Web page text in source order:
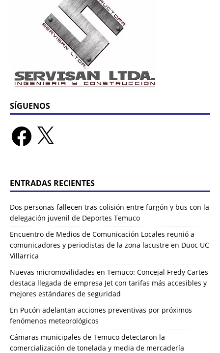
SÍGUENOS
ENTRADAS RECIENTES
Dos personas fallecen tras colisión entre furgón y bus con la
delegación juvenil de Deportes Temuco
Encuentro de Medios de Comunicación Locales reunió a
comunicadores y periodistas de la zona lacustre en Duoc UC
Villarrica
Nuevas micromovilidades en Temuco: Concejal Fredy Cartes
destaca llegada de empresa Jet con tarifas más accesibles y
mejores estándares de seguridad
En Pucón adelantan acciones preventivas por próximos
fenómenos meteorológicos
Cámaras municipales de Temuco detectaron la
comercialización de tonelada y media de mercadería